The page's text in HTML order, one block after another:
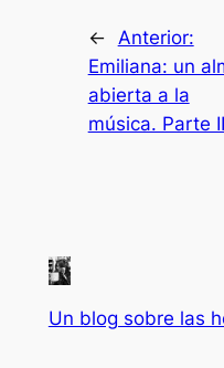
←
Anterior:
Emiliana: un
abierta a la
música. Parte
Un blog sobre las